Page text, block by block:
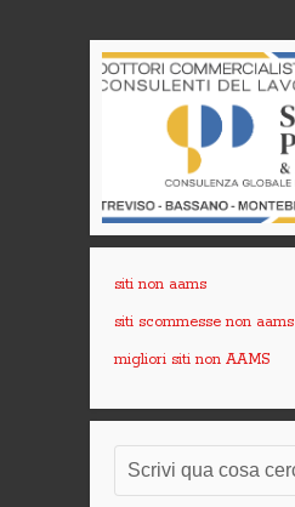
siti non aams
siti scommesse non aams
migliori siti non AAMS